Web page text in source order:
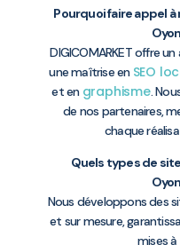
Pourquoi faire appel
DIGICOMARKET offre
une maîtrise en SEO
et en graphisme.
de nos partenaires,
chaque
Quels types de
Nous développons des
et sur mesure,
mises